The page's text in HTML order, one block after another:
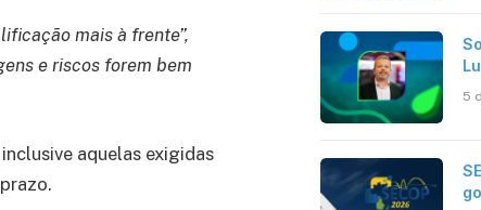
mais à frente”,
e riscos forem bem
aquelas exigidas
5